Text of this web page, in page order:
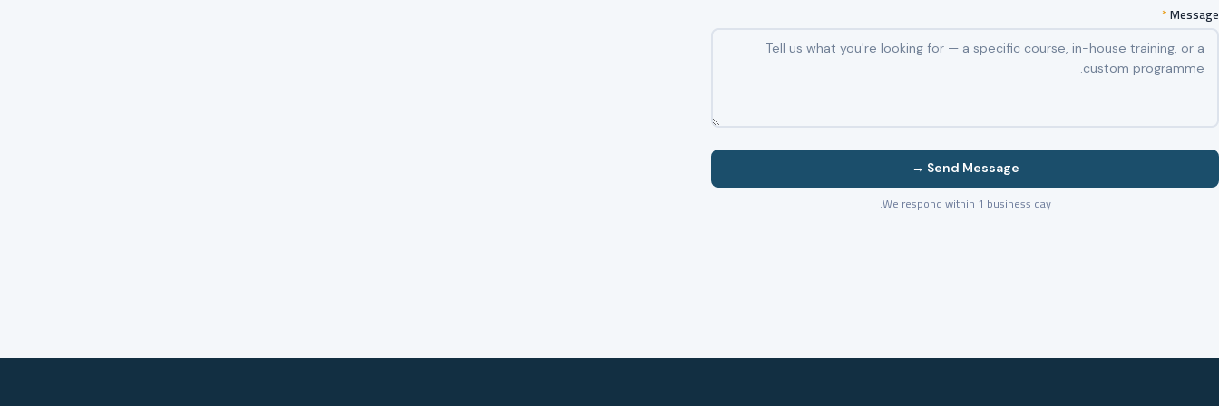
Message
*
Send Message →
We respond within 1 business day.